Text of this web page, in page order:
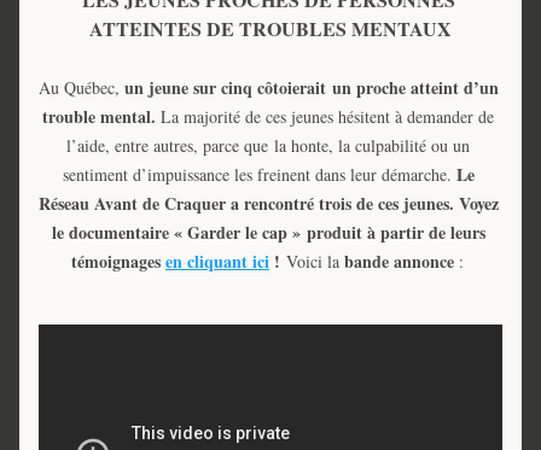
ATTEINTES DE TROUBLES MENTAUX
Au Québec, un jeune sur cinq côtoierait un proche atteint d’un
trouble mental. La majorité de ces jeunes hésitent à demander de
l’aide, entre autres, parce que la honte, la culpabilité ou un
sentiment d’impuissance les freinent dans leur démarche. Le
Réseau Avant de Craquer a rencontré trois de ces jeunes. Voyez
le documentaire « Garder le cap » produit à partir de leurs
témoignages en cliquant ici ! Voici la bande annonce :